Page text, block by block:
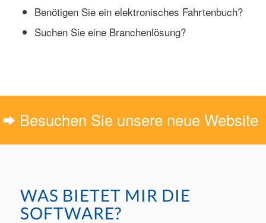
Benötigen Sie ein elektronisches Fahrtenbuch?
Suchen Sie eine Branchenlösung?
Besuchen Sie unsere neue Website
WAS BIETET MIR DIE
SOFTWARE?